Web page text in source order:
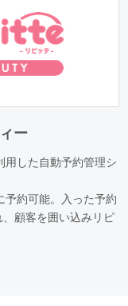
ー
用した自動予約管理シ
予約可能。入った予約
顧客を囲い込みリピ